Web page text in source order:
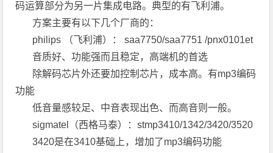
码运算部分为另一片集成电路。典型的有飞利浦。
方案主要有以下几个厂商的：
philips （飞利浦）： saa7750/saa7751 /pnx0101et
音质好、功能强而且稳定，高端机的首选
除解码芯片外还要加控制芯片，成本高。有mp3编码
功能
低音量感较足、中音表现出色、而高音则一般。
sigmatel（西格马泰）：stmp3410/1342/3420/3520
3420是在3410基础上，增加了mp3编码功能